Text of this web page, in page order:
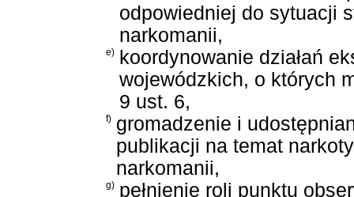
odpowiedniej do sytuacji
narkomanii,
e)
koordynowanie działań
wojewódzkich, o których
9 ust. 6,
f) gromadzenie i
publikacji na temat
narkomanii,
g) pełnienie roli punktu